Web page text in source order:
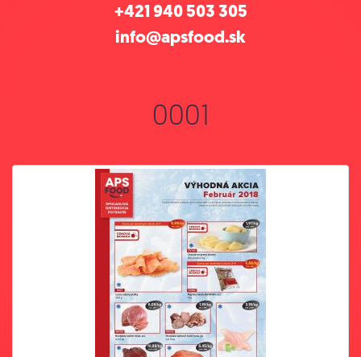
+421 940 503 305
info@apsfood.sk
0001